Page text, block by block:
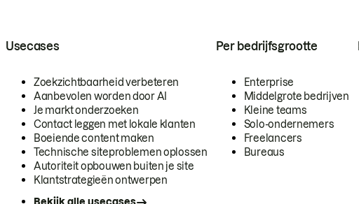
Usecases
Zoekzichtbaarheid verbeteren
Aanbevolen worden door AI
Je markt onderzoeken
Contact leggen met lokale klanten
Boeiende content maken
Technische siteproblemen oplossen
Autoriteit opbouwen buiten je site
Klantstrategieën ontwerpen
Per bedrijfsgrootte
Enterprise
Middelgrote bedrijven
Kleine teams
Solo-ondernemers
Freelancers
Bureaus